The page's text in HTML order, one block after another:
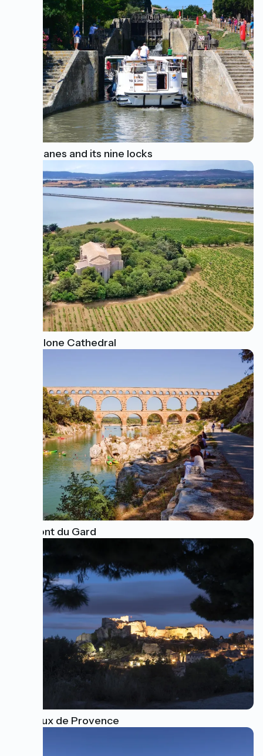
Fonseranes and its nine locks
Maguelone Cathedral
The Pont du Gard
Les Baux de Provence